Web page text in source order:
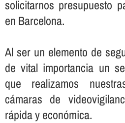
solicitarnos presupuesto
en Barcelona.
Al ser un elemento de
de vital importancia un
que realizamos
cámaras de
rápida y económica.